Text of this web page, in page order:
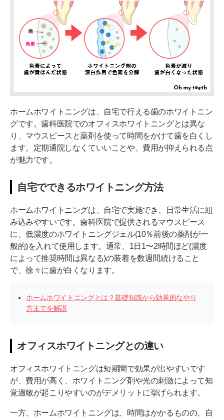
を避けよう
ホワイトニング後の歯磨きは慎重に！終わった後は優し
く磨こう
マウスピースの管理にも注意！清潔にやさしく扱おう
ホームホワイトニング効果を長持ちさせるコツ
ホームホワイトニングは、自宅で行える歯のホワイトニン
グです。歯科医院でのオフィスホワイトニングとは異な
り、マウスピースと薬剤を使って時間をかけて歯を白くし
ます。定期通院しなくていいことや、費用が抑えられる点
が魅力です。
自宅でできるホワイトニング方法
ホームホワイトニングは、自宅で実施でき、日常生活に組
み込みやすいです。歯科医院で提供されるマウスピース
に、低濃度のホワイトニングジェル(10％前後の薬剤が一
般的)を入れて使用します。通常、1日1〜2時間ほど(濃度
によって推奨時間は異なる)の装着を数週間続けること
で、徐々に歯が白くなります。
ホームホワイトニングとは？基礎知識から効果的なやり
方までを解説
オフィスホワイトニングとの違い
オフィスホワイトニングは短期間で効果が出やすいです
が、費用が高く、ホワイトニング剤や光の刺激によって知
覚過敏が起こりやすいのがデメリットに挙げられます。
一方、ホームホワイトニングは、時間はかかるものの、自